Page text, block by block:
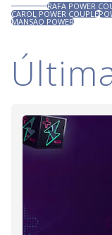
RAFA POWER
CAROL POWER COUPLE
MANSÃO POWER